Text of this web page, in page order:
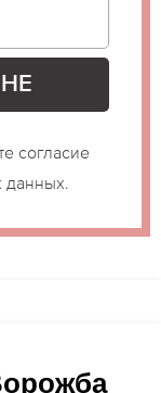
согласие
данных.